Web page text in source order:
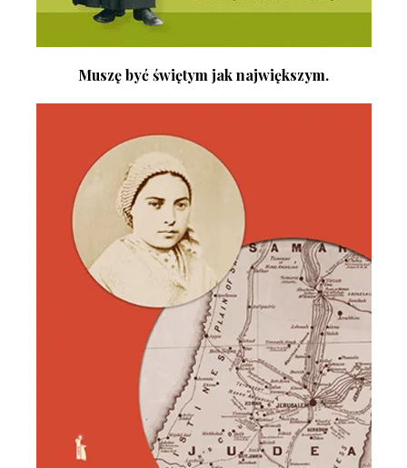
Muszę być świętym jak największym.